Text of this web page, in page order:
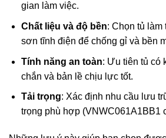
gian làm việc.
Chất liệu và độ bền: Chọn tủ làm
sơn tĩnh điện để chống gỉ và bền
Tính năng an toàn: Ưu tiên tủ có
chắn và bản lề chịu lực tốt.
Tải trọng: Xác định nhu cầu lưu
trọng phù hợp (VNWC061A1BB1